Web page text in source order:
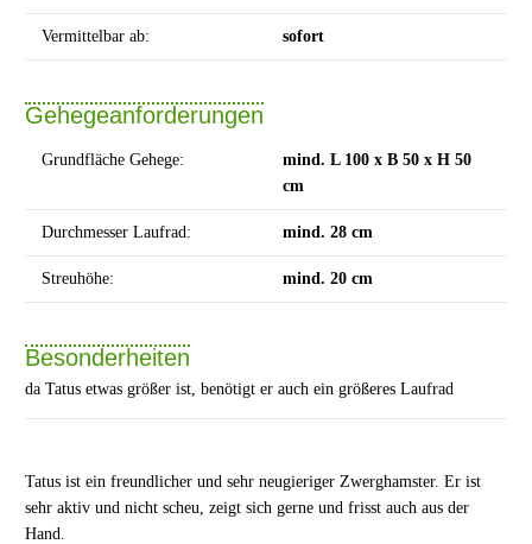
Vermittelbar ab: sofort
Gehegeanforderungen
Grundfläche Gehege:
mind. L 100 x B 50 x H 50
cm
Durchmesser Laufrad: mind. 28 cm
Streuhöhe: mind. 20 cm
Besonderheiten
da Tatus etwas größer ist, benötigt er auch ein größeres Laufrad
Tatus ist ein freundlicher und sehr neugieriger Zwerghamster. Er ist
sehr aktiv und nicht scheu, zeigt sich gerne und frisst auch aus der
Hand.